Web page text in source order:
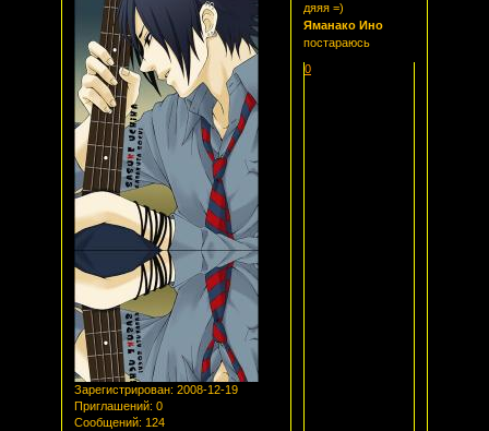
Зарегистрирован: 2008-12-19
Приглашений: 0
Сообщений: 124
дяяя =)
Яманако Ино
постараюсь
0